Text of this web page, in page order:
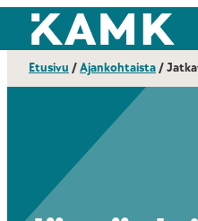
Siirry
suoraan
sisältöön
Kajaanin ammattikorkeakoulu
Etusivu /Ajankohtaista/